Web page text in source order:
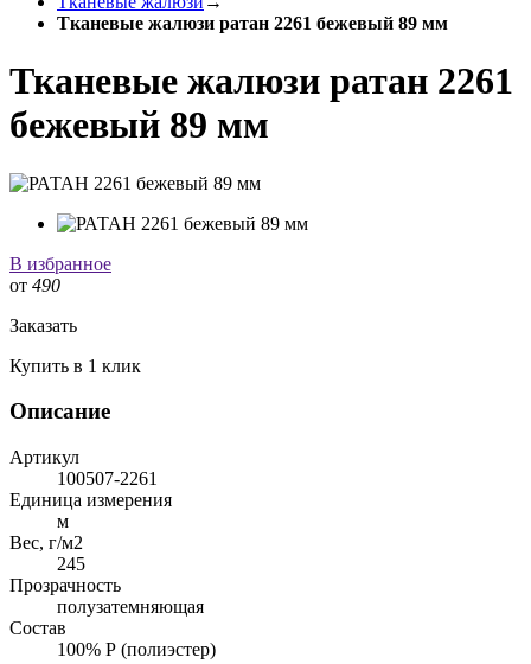
Тканевые жалюзи ратан 2261 бежевый 89 мм
Тканевые жалюзи ратан 2261
бежевый 89 мм
В избранное
от 490
Заказать
Купить в 1 клик
Описание
Артикул
100507-2261
Единица измерения
м
Вес, г/м2
245
Прозрачность
полузатемняющая
Состав
100% Р (полиэстер)